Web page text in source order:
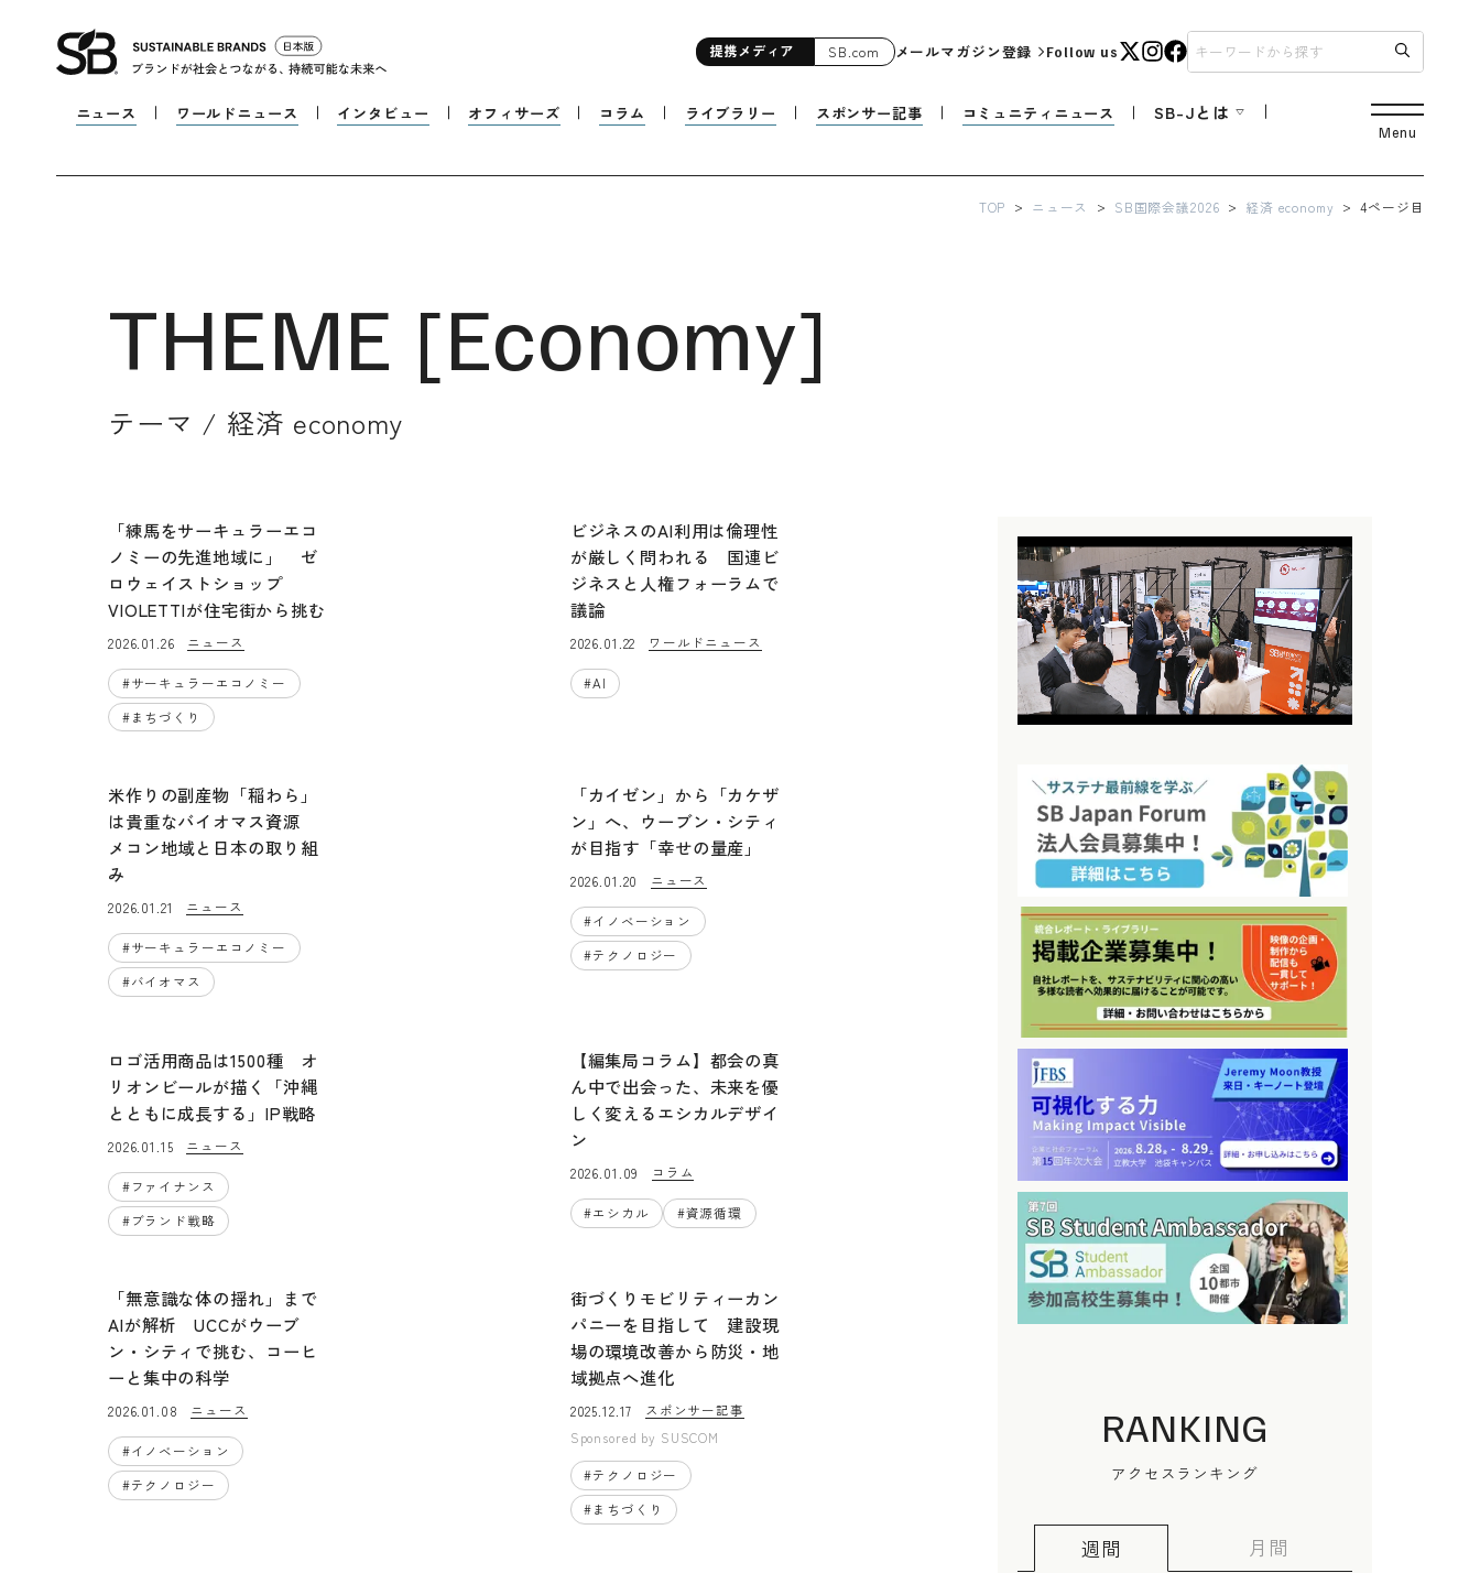
提携メディア SB.com メールマガジン登録 Follow us
ニュース ワールドニュース インタビュー オフィサーズ コラム ライブラリー スポンサー記事 コミュニティニュース SB-Jとは
Menu
TOP ニュース SB国際会議2026 経済 economy 4ページ目
THEME [Economy]
テーマ / 経済 economy
「練馬をサーキュラーエコ
ノミーの先進地域に」 ゼ
ロウェイストショップ
VIOLETTIが住宅街から挑む
2026.01.26 ニュース
#サーキュラーエコノミー
#まちづくり
ビジネスのAI利用は倫理性
が厳しく問われる 国連ビ
ジネスと人権フォーラムで
議論
2026.01.22 ワールドニュース
#AI
米作りの副産物「稲わら」
は貴重なバイオマス資源
メコン地域と日本の取り組
み
2026.01.21 ニュース
#サーキュラーエコノミー
#バイオマス
「カイゼン」から「カケザ
ン」へ、ウーブン・シティ
が目指す「幸せの量産」
2026.01.20 ニュース
#イノベーション
#テクノロジー
ロゴ活用商品は1500種 オ
リオンビールが描く「沖縄
とともに成長する」IP戦略
2026.01.15 ニュース
#ファイナンス
#ブランド戦略
【編集局コラム】都会の真
ん中で出会った、未来を優
しく変えるエシカルデザイ
ン
2026.01.09 コラム
#エシカル #資源循環
「無意識な体の揺れ」まで
AIが解析 UCCがウーブ
ン・シティで挑む、コーヒ
ーと集中の科学
2026.01.08 ニュース
#イノベーション
#テクノロジー
街づくりモビリティーカン
パニーを目指して 建設現
場の環境改善から防災・地
域拠点へ進化
2025.12.17
スポンサー記事
Sponsored by SUSCOM
#テクノロジー
#まちづくり
RANKING
アクセスランキング
週間 月間